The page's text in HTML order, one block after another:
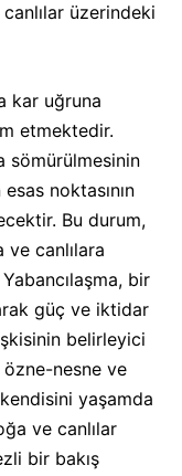
üzerindeki
kar uğruna
etmektedir.
sömürülmesinin
noktasının
Bu durum,
ve canlılara
bir
güç ve iktidar
belirleyici
nesne ve
yaşamda
ve canlılar
bir bakış